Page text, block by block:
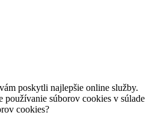
poskytli najlepšie online služby.
používanie súborov cookies v súlade
cookies?